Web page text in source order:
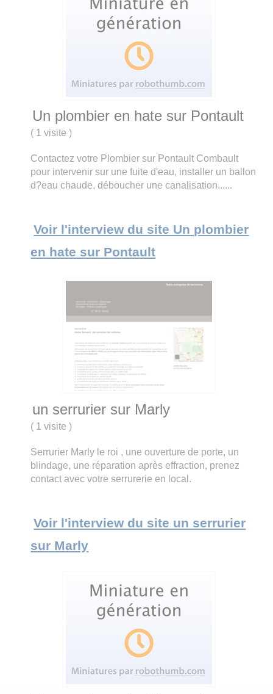
Un plombier en hate sur Pontault
( 1 visite)
Contactez votre Plombier sur Pontault Combault
pour intervenir sur une fuite d'eau, installer un ballon
d?eau chaude, déboucher une canalisation......
Voir l'interview du site Un plombier
en hate sur Pontault
un serrurier sur Marly
( 1 visite)
Serrurier Marly le roi , une ouverture de porte, un
blindage, une réparation après effraction, prenez
contact avec votre serrurerie en local.
Voir l'interview du site un serrurier
sur Marly